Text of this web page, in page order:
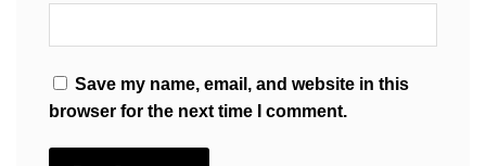
Save my name, email, and website in this
browser for the next time I comment.